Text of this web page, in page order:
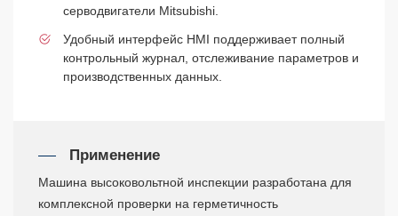
серводвигатели Mitsubishi.
Удобный интерфейс HMI поддерживает полный
контрольный журнал, отслеживание параметров и
производственных данных.
Применение
Машина высоковольтной инспекции разработана для
комплексной проверки на герметичность